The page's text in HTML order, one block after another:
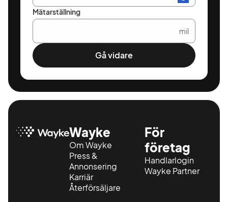
Mätarställning
mil
Gå vidare
Wayke
Om Wayke
Press &
Annonsering
Karriär
Återförsäljare
För
företag
Handlarlogin
Wayke Partner